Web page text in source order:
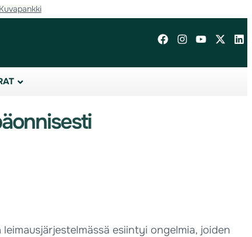
Kuvapankki
esiintyi ongelmia, joiden